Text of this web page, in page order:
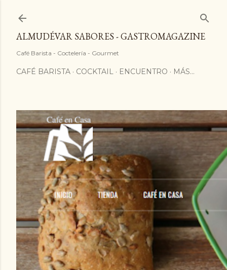
ALMUDÉVAR SABORES - GASTROMAGAZINE
Café Barista - Coctelería - Gourmet
CAFÉ BARISTA COCKTAIL ENCUENTRO MÁS…